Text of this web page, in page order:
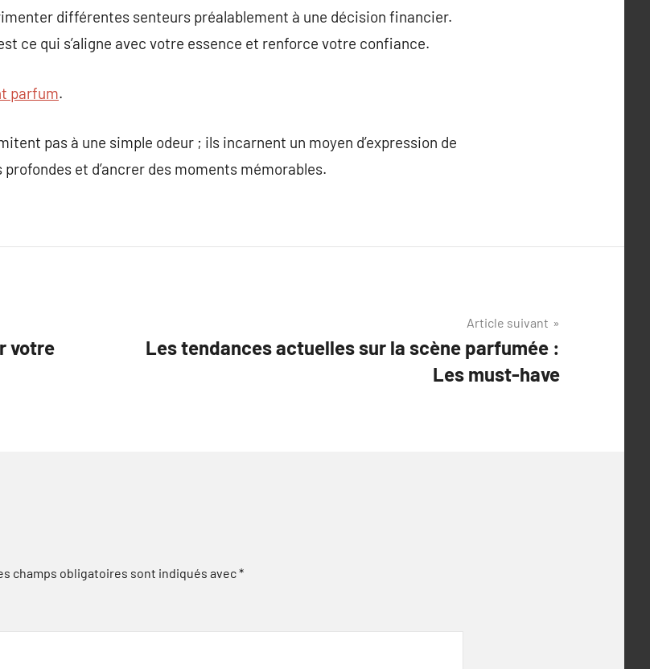
différentes senteurs préalablement à une décision financier.
ce qui s’aligne avec votre essence et renforce votre confiance.
parfum.
pas à une simple odeur ; ils incarnent un moyen d’expression de
et d’ancrer des moments mémorables.
votre
Article suivant
Les tendances actuelles sur la scène parfumée :
Les must-have
champs obligatoires sont indiqués avec*